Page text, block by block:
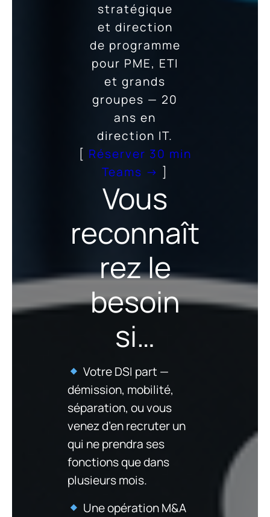
stratégique
et direction
de programme
pour PME, ETI
et grands
groupes — 20
ans en
direction IT.
[ Réserver 30 min
Teams → ]
Vous
reconnaît
rez le
besoin
si…
Votre DSI part —
démission, mobilité,
séparation, ou vous
venez d’en recruter un
qui ne prendra ses
fonctions que dans
plusieurs mois.
Une opération M&A